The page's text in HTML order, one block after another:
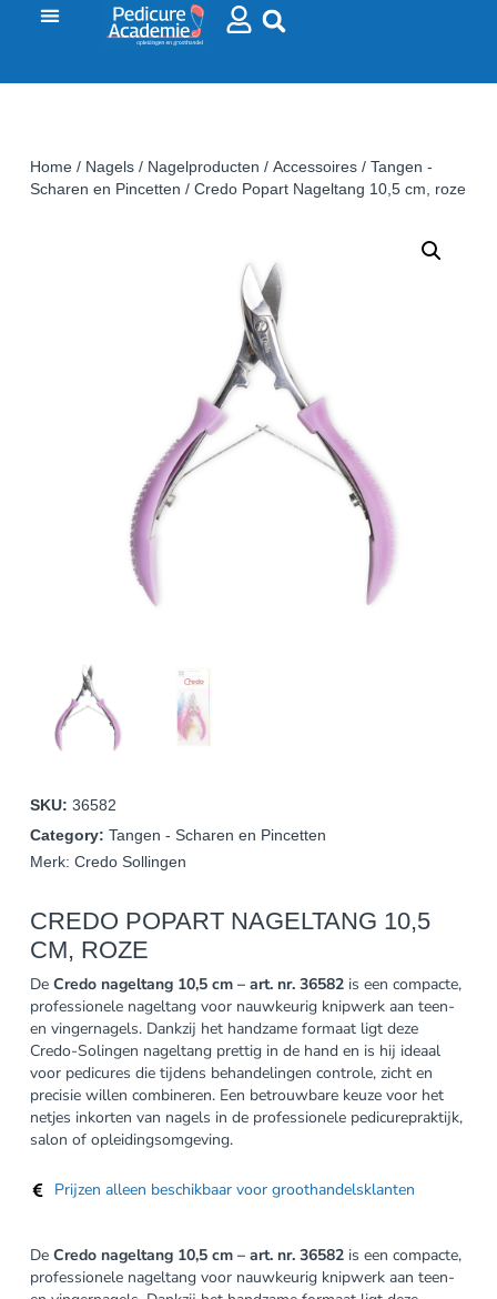
Home/ Nagels/ Nagelproducten / Accessoires/ Tangen -
Scharen en Pincetten / Credo Popart Nageltang 10,5 cm, roze
SKU: 36582
Category: Tangen - Scharen en Pincetten
Merk: Credo Sollingen
CREDO POPART NAGELTANG 10,5
CM, ROZE
De Credo nageltang 10,5 cm – art. nr. 36582is een compacte,
professionele nageltang voor nauwkeurig knipwerk aan teen-
en vingernagels. Dankzij het handzame formaat ligt deze
Credo-Solingen nageltang prettig in de hand en is hij ideaal
voor pedicures die tijdens behandelingen controle, zicht en
precisie willen combineren. Een betrouwbare keuze voor het
netjes inkorten van nagels in de professionele pedicurepraktijk,
salon of opleidingsomgeving.
Prijzen alleen beschikbaar voor groothandelsklanten
De Credo nageltang 10,5 cm – art. nr. 36582is een compacte,
professionele nageltang voor nauwkeurig knipwerk aan teen-